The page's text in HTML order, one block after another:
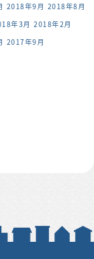
2018年9月 2018年8月
年3月 2018年2月
2017年9月